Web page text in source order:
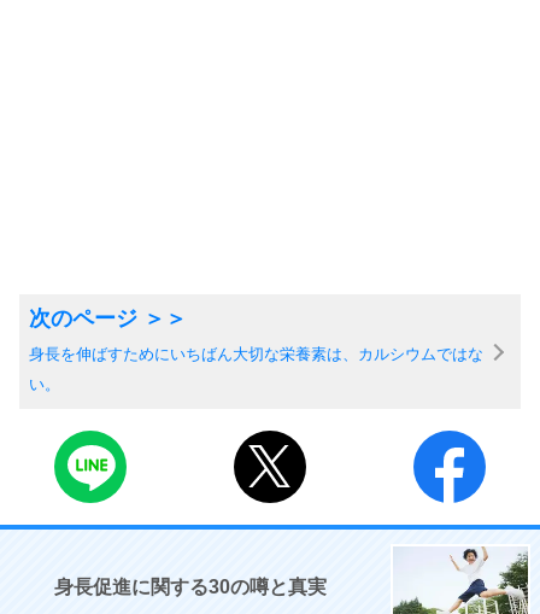
身長を伸ばすためにいちばん大切な栄養素は、カルシウムではな
い。
身長促進に関する30の噂と真実